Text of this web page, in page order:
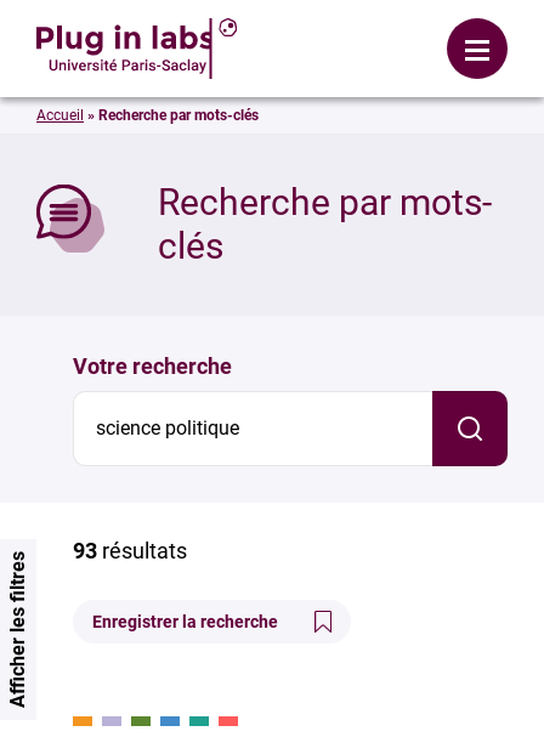
Menu
Recherche par mots-
clés
Accueil » Recherche par mots-clés
Votre recherche
93 résultats
Enregistrer la recherche
Afficher les filtres